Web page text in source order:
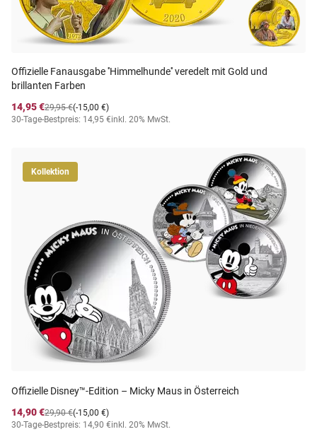
Offizielle Fanausgabe ''Himmelhunde'' veredelt mit Gold und
brillanten Farben
14,95 €
(-15,00 €)
29,95 €
30-Tage-Bestpreis: 14,95 €inkl. 20% MwSt.
Kollektion
Offizielle Disney™-Edition – Micky Maus in Österreich
14,90 €
(-15,00 €)
29,90 €
30-Tage-Bestpreis: 14,90 €inkl. 20% MwSt.